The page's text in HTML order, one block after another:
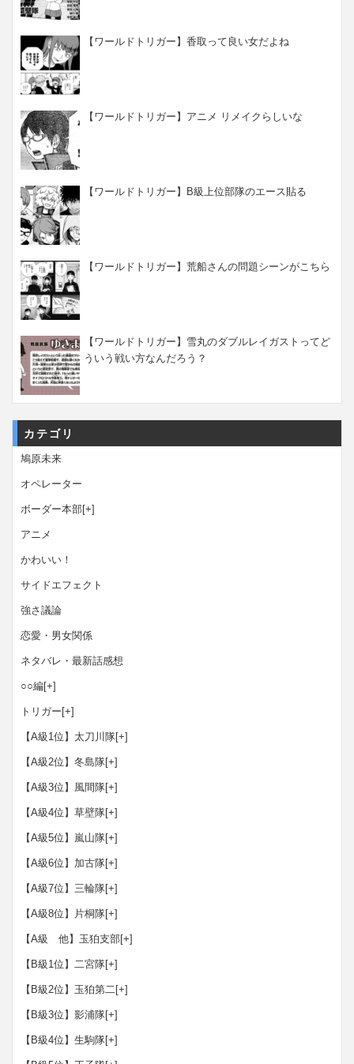
【ワールドトリガー】香取って良い女だよね
【ワールドトリガー】アニメ リメイクらしいな
【ワールドトリガー】B級上位部隊のエース貼る
【ワールドトリガー】荒船さんの問題シーンがこちら
【ワールドトリガー】雪丸のダブルレイガストってど
ういう戦い方なんだろう？
カテゴリ
鳩原未来
オペレーター
ボーダー本部[+]
アニメ
かわいい！
サイドエフェクト
強さ議論
恋愛・男女関係
ネタバレ・最新話感想
○○編[+]
トリガー [+]
【A級1位】太刀川隊[+]
【A級2位】冬島隊[+]
【A級3位】風間隊[+]
【A級4位】草壁隊[+]
【A級5位】嵐山隊[+]
【A級6位】加古隊[+]
【A級7位】三輪隊[+]
【A級8位】片桐隊[+]
【A級 他】玉狛支部[+]
【B級1位】二宮隊[+]
【B級2位】玉狛第二[+]
【B級3位】影浦隊[+]
【B級4位】生駒隊[+]